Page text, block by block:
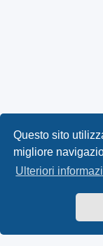
Questo sito
migliore
Ulteriori